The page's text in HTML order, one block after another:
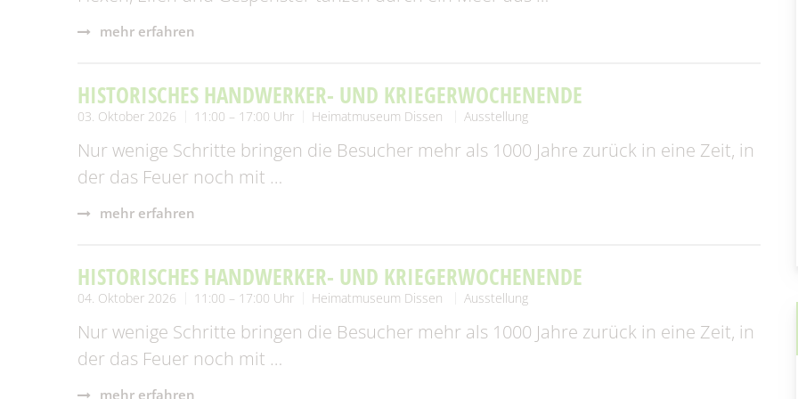
Wahlen/Volksbegehren
Fundtiere Zahlen & Statistik
mehr erfahren
HISTORISCHES HANDWERKER- UND KRIEGERWOCHENENDE
03. Oktober 2026 11:00 – 17:00 Uhr Heimatmuseum Dissen Ausstellung
Nur wenige Schritte bringen die Besucher mehr als 1000 Jahre zurück in eine Zeit, in
der das Feuer noch mit …
mehr erfahren
HISTORISCHES HANDWERKER- UND KRIEGERWOCHENENDE
04. Oktober 2026 11:00 – 17:00 Uhr Heimatmuseum Dissen Ausstellung
Nur wenige Schritte bringen die Besucher mehr als 1000 Jahre zurück in eine Zeit, in
der das Feuer noch mit …
mehr erfahren